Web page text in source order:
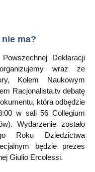
ma?
Deklaracji
wraz ze
Kołem Naukowym
Racjonalista.tv debatę
która odbędzie
w sali 56 Collegium
Wydarzenie zostało
Roku Dziedzictwa
będzie prezes
Giulio Ercolessi.